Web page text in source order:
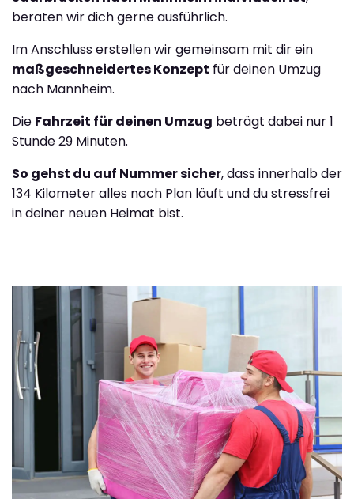
beraten wir dich gerne ausführlich.
Im Anschluss erstellen wir gemeinsam mit dir ein
maßgeschneidertes Konzept für deinen Umzug
nach Mannheim.
Die Fahrzeit für deinen Umzug beträgt dabei nur 1
Stunde 29 Minuten.
So gehst du auf Nummer sicher, dass innerhalb der
134 Kilometer alles nach Plan läuft und du stressfrei
in deiner neuen Heimat bist.